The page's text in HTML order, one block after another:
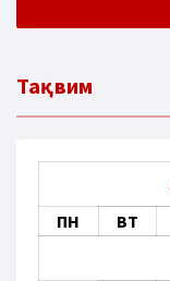
Тақвим
ПН
ВТ